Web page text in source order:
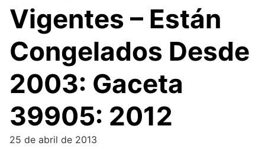
Vigentes – Están
Congelados Desde
2003: Gaceta
39905: 2012
25 de abril de 2013